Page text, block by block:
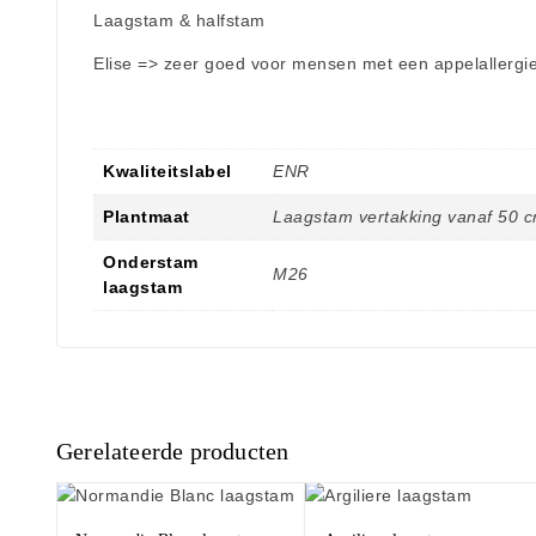
Laagstam & halfstam
Elise => zeer goed voor mensen met een
Kwaliteitslabel ENR
Plantmaat Laagstam vertakking vanaf 50
Onderstam
laagstam
M26
Gerelateerde producten